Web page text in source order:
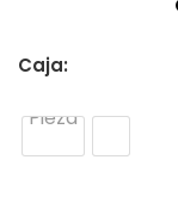
Caja:
Pieza